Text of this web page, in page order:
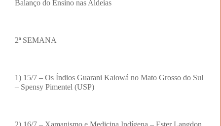
Balanço do Ensino nas Aldeias
2ª SEMANA
1) 15/7 – Os Índios Guarani Kaiowá no Mato Grosso do Sul
– Spensy Pimentel (USP)
2) 16/7 – Xamanismo e Medicina Indígena – Ester Langdon